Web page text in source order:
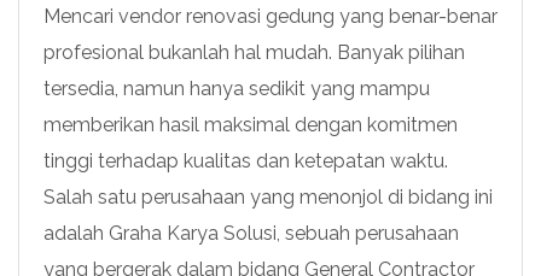
Mencari vendor renovasi gedung yang benar-benar
profesional bukanlah hal mudah. Banyak pilihan
tersedia, namun hanya sedikit yang mampu
memberikan hasil maksimal dengan komitmen
tinggi terhadap kualitas dan ketepatan waktu.
Salah satu perusahaan yang menonjol di bidang ini
adalah Graha Karya Solusi, sebuah perusahaan
yang bergerak dalam bidang General Contractor